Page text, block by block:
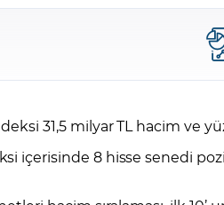
Forex Nedir?
Yurt İçi
Para Güvenliği ve
31,5 milyar TL hacim ve
içerisinde 8 hisse senedi